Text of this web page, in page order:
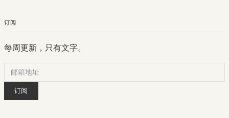
订阅
每周更新，只有文字。
订阅